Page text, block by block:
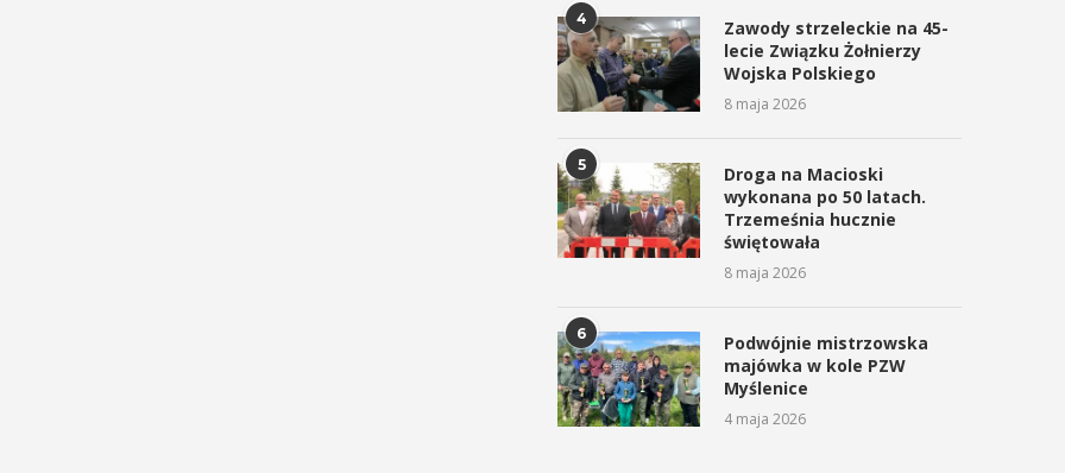
4
Zawody strzeleckie na 45-
lecie Związku Żołnierzy
Wojska Polskiego
8 maja 2026
5
Droga na Macioski
wykonana po 50 latach.
Trzemeśnia hucznie
świętowała
8 maja 2026
6
Podwójnie mistrzowska
majówka w kole PZW
Myślenice
4 maja 2026